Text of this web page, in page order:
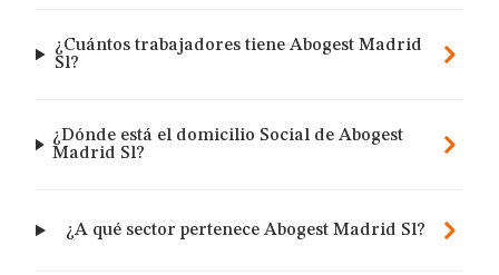
¿Cuántos trabajadores tiene Abogest Madrid
Sl?
¿Dónde está el domicilio Social de Abogest
Madrid Sl?
¿A qué sector pertenece Abogest Madrid Sl?